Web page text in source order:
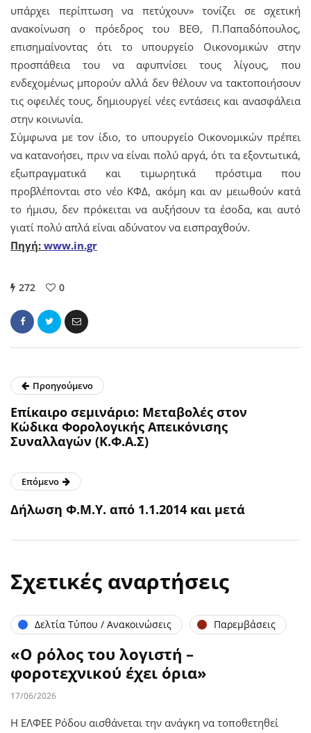
υπάρχει περίπτωση να πετύχουν» τονίζει σε σχετική
ανακοίνωση ο πρόεδρος του ΒΕΘ, Π.Παπαδόπουλος,
επισημαίνοντας ότι το υπουργείο Οικονομικών στην
προσπάθεια του να αφυπνίσει τους λίγους, που
ενδεχομένως μπορούν αλλά δεν θέλουν να τακτοποιήσουν
τις οφειλές τους, δημιουργεί νέες εντάσεις και ανασφάλεια
στην κοινωνία.
Σύμφωνα με τον ίδιο, το υπουργείο Οικονομικών πρέπει
να κατανοήσει, πριν να είναι πολύ αργά, ότι τα εξοντωτικά,
εξωπραγματικά και τιμωρητικά πρόστιμα που
προβλέπονται στο νέο ΚΦΔ, ακόμη και αν μειωθούν κατά
το ήμισυ, δεν πρόκειται να αυξήσουν τα έσοδα, και αυτό
γιατί πολύ απλά είναι αδύνατον να εισπραχθούν.
Πηγή: www.in.gr
272 0
Προηγούμενο
Επίκαιρο σεμινάριο: Μεταβολές στον
Κώδικα Φορολογικής Απεικόνισης
Συναλλαγών (Κ.Φ.Α.Σ)
Επόμενο
Δήλωση Φ.Μ.Υ. από 1.1.2014 και μετά
Σχετικές αναρτήσεις
Δελτία Τύπου / Ανακοινώσεις Παρεμβάσεις
«Ο ρόλος του λογιστή –
φοροτεχνικού έχει όρια»
17/06/2026
Η ΕΛΦΕΕ Ρόδου αισθάνεται την ανάγκη να τοποθετηθεί